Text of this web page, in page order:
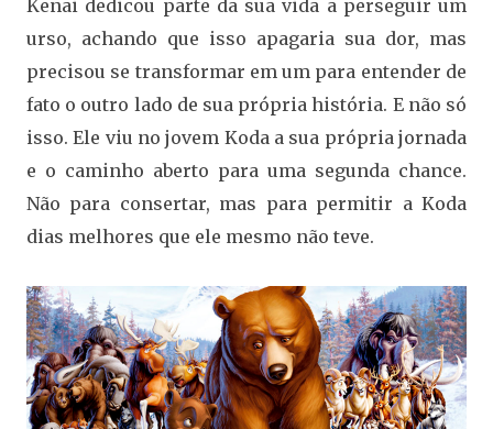
Kenai dedicou parte da sua vida a perseguir um
urso, achando que isso apagaria sua dor, mas
precisou se transformar em um para entender de
fato o outro lado de sua própria história. E não só
isso. Ele viu no jovem Koda a sua própria jornada
e o caminho aberto para uma segunda chance.
Não para consertar, mas para permitir a Koda
dias melhores que ele mesmo não teve.